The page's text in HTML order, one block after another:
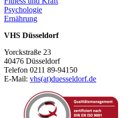
Psychologie
Ernährung
VHS Düsseldorf
Yorckstraße 23
40476 Düsseldorf
Telefon 0211 89-94150
E-Mail: vhs(at)duesseldorf.de